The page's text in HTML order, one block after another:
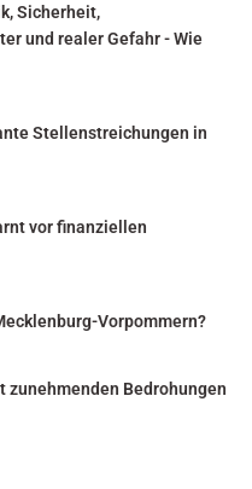
Sicherheit,
und realer Gefahr - Wie
Stellenstreichungen in
vor finanziellen
Vorpommern?
zunehmenden Bedrohungen